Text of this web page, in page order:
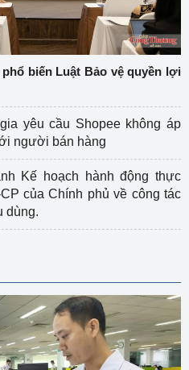
biến Luật Bảo vệ quyền lợi
yêu cầu Shopee không áp
người bán hàng
Kế hoạch hành động thực
của Chính phủ về công tác
dùng.